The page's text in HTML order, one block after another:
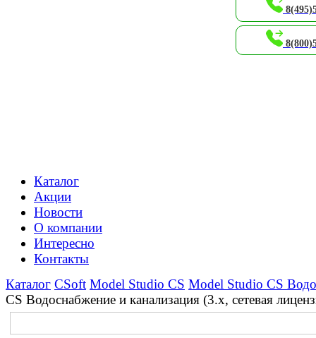
Каталог
Акции
Новости
О компании
Интересно
Контакты
Каталог CSoft Model Studio CS Model Studio CS
CS Водоснабжение и канализация (3.x, сетевая